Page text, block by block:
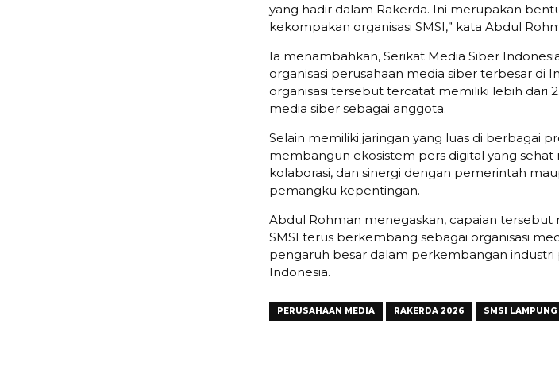
yang hadir dalam Rakerda. Ini merupakan
kekompakan organisasi SMSI,” kata Abdul
Ia menambahkan, Serikat Media Siber
organisasi perusahaan media siber terbesar di
organisasi tersebut tercatat memiliki lebih dari
media siber sebagai anggota.
Selain memiliki jaringan yang luas di berbagai
membangun ekosistem pers digital yang sehat
kolaborasi, dan sinergi dengan pemerintah
pemangku kepentingan.
Abdul Rohman menegaskan, capaian tersebut
SMSI terus berkembang sebagai organisasi
pengaruh besar dalam perkembangan industri
Indonesia.
PERUSAHAAN MEDIA RAKERDA 2026 SMSI LAMPUNG